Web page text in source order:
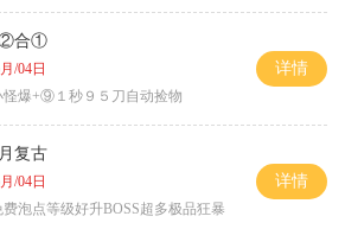
②合①
/04日
怪爆+⑨１秒９５刀自动捡物
详情
复古
/04日
费泡点等级好升BOSS超多极品狂暴
详情